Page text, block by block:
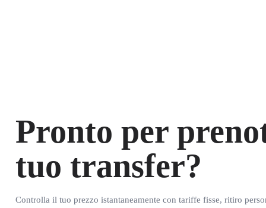
Pronto per
tuo transfer?
Controlla il tuo prezzo istantaneamente con tariffe fisse, ritiro